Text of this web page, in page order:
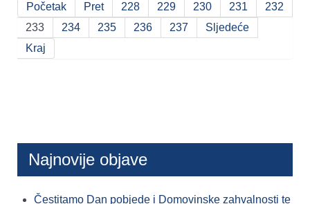
Početak Pret 228 229 230 231
232
233
234 235 236 237
Sljedeće
Kraj
Najnovije objave
Čestitamo Dan pobjede i Domovinske zahvalnosti te